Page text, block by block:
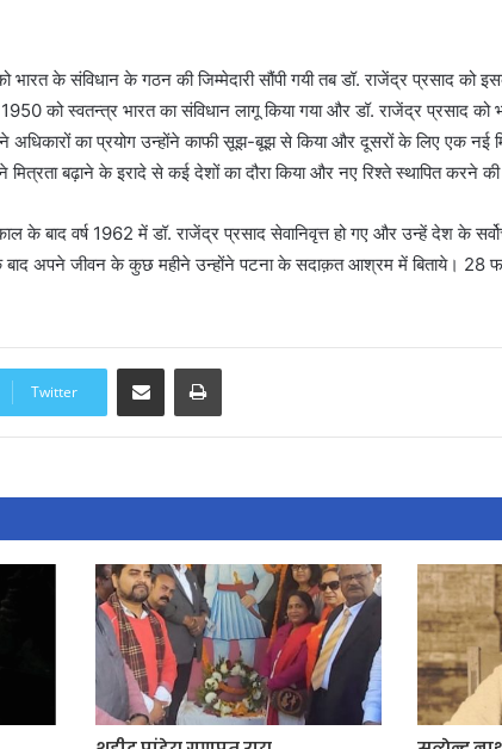
के संविधान के गठन की जिम्मेदारी सौंपी गयी तब डॉ. राजेंद्र प्रसाद को
को स्वतन्त्र भारत का संविधान लागू किया गया और डॉ. राजेंद्र प्रसाद को
अधिकारों का प्रयोग उन्होंने काफी सूझ-बूझ से किया और दूसरों के लिए एक नई
बढ़ाने के इरादे से कई देशों का दौरा किया और नए रिश्ते स्थापित करने
के बाद वर्ष 1962 में डॉ. राजेंद्र प्रसाद सेवानिवृत्त हो गए और उन्हें देश के
के बाद अपने जीवन के कुछ महीने उन्होंने पटना के सदाक़त आश्रम में बिताये। 28
Twitter
Share via Email Print